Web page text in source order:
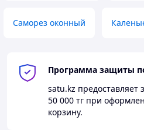
Покрытие:
Диаметр
Форма головки
Саморез оконный
Программа защиты
satu.kz предоставляет
50 000 тг при
корзину.